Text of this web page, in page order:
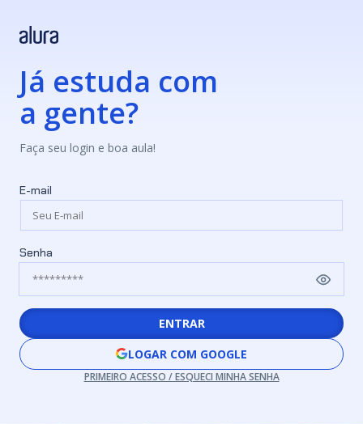
Já estuda com
a gente?
Faça seu login e boa aula!
E-mail
Senha
ENTRAR
LOGAR COM GOOGLE
PRIMEIRO ACESSO / ESQUECI MINHA SENHA